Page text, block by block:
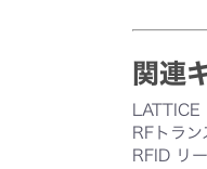
関連
LATTICE
RFトラン
RFID リ